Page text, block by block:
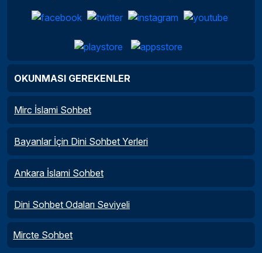
OKUNMASI GEREKENLER
Mirc İslami Sohbet
Bayanlar İçin Dini Sohbet Yerleri
Ankara İslami Sohbet
Dini Sohbet Odaları Seviyeli
Mircte Sohbet